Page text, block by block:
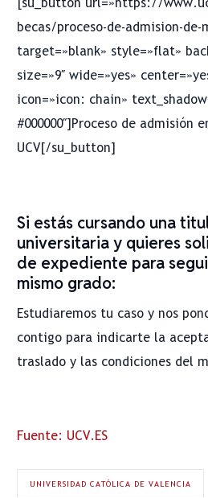
[su_button url=»https://
becas/proceso-de-admision-de-
target=»blank» style=»flat»
size=»9″ wide=»yes»
icon=»icon: chain»
#000000″]Proceso de admisión
UCV[/su_button]
Si estás cursando una
universitaria y quieres
de expediente para
mismo grado:
Estudiaremos tu caso y nos
contigo para indicarte la
traslado y las condiciones del
Fuente: UCV.ES
UNIVERSIDAD CATÓLICA DE VALENCIA